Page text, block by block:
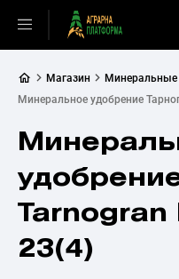
Магазин
Минеральные
Минеральное удобрение
Tarnogran
23(4)